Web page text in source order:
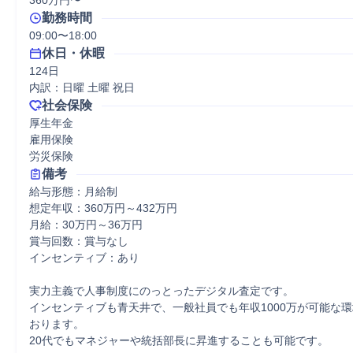
勤務時間
09:00〜18:00
休日・休暇
124日
内訳：日曜 土曜 祝日
社会保険
厚生年金
雇用保険
労災保険
備考
給与形態：月給制
想定年収：360万円～432万円
月給：30万円～36万円
賞与回数：賞与なし
インセンティブ：あり
実力主義で人事制度にのっとったデジタル査定です。
インセンティブも青天井で、一般社員でも年収1000万が可能な
おります。
20代でもマネジャーや統括部長に昇進することも可能です。